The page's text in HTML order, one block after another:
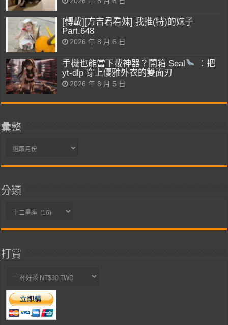
[轉載][方吉君看妹] 我推(特)的妹子
Part.648
2026 年 8 月 6 日
手機也能當下載神器？開箱 Seal
：把
yt-dlp 穿上優雅外衣的雙面刃
2026 年 8 月 5 日
彙整
彙
分類
分
打賞